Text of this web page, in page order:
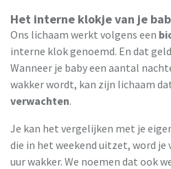
Het interne klokje van je
Ons lichaam werkt volgens een
interne klok genoemd. En dat
Wanneer je baby een aantal
wakker wordt, kan zijn lichaam
verwachten.
Je kan het vergelijken met je
die in het weekend uitzet, word
uur wakker. We noemen dat ook